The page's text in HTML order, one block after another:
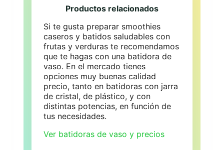
Productos relacionados
Si te gusta preparar smoothies
caseros y batidos saludables con
frutas y verduras te recomendamos
que te hagas con una batidora de
vaso. En el mercado tienes
opciones muy buenas calidad
precio, tanto en batidoras con jarra
de cristal, de plástico, y con
distintas potencias, en función de
tus necesidades.
Ver batidoras de vaso y precios